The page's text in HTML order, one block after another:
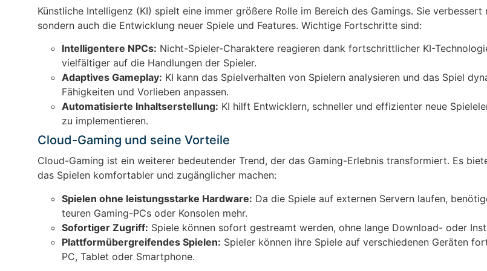
Künstliche Intelligenz (KI) spielt eine immer größere Rolle im Bereich des Gamings. Sie verbessert
sondern auch die Entwicklung neuer Spiele und Features. Wichtige Fortschritte sind:
Intelligentere NPCs: Nicht-Spieler-Charaktere reagieren dank fortschrittlicher KI-
vielfältiger auf die Handlungen der Spieler.
Adaptives Gameplay: KI kann das Spielverhalten von Spielern analysieren und das Spiel
Fähigkeiten und Vorlieben anpassen.
Automatisierte Inhaltserstellung: KI hilft Entwicklern, schneller und effizienter neue
zu implementieren.
Cloud-Gaming und seine Vorteile
Cloud-Gaming ist ein weiterer bedeutender Trend, der das Gaming-Erlebnis transformiert. Es
das Spielen komfortabler und zugänglicher machen:
Spielen ohne leistungsstarke Hardware: Da die Spiele auf externen Servern laufen,
teuren Gaming-PCs oder Konsolen mehr.
Sofortiger Zugriff: Spiele können sofort gestreamt werden, ohne lange Download- oder
Plattformübergreifendes Spielen: Spieler können ihre Spiele auf verschiedenen Geräten
PC, Tablet oder Smartphone.